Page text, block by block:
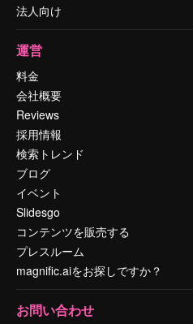
法人向け
運営
料金
会社概要
Reviews
採用情報
検索トレンド
ブログ
イベント
Slidesgo
コンテンツを販売する
プレスルーム
magnific.aiをお探しですか？
お問い合わせ